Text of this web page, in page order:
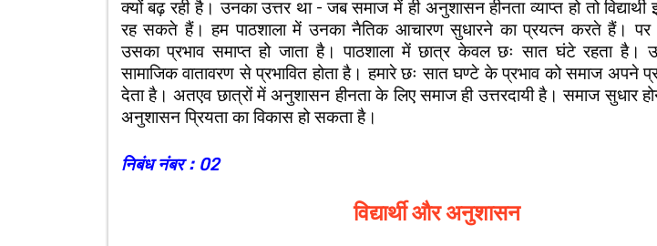
क्यों बढ़ रही है। उनका उत्तर था – जब समाज में ही अनुशासन हीनता व्याप्त हो तो
रह सकते हैं। हम पाठशाला में उनका नैतिक आचारण सुधारने का प्रयत्न करते हैं।
उसका प्रभाव समाप्त हो जाता है। पाठशाला में छात्र केवल छः सात घंटे रहता
सामाजिक वातावरण से प्रभावित होता है। हमारे छः सात घण्टे के प्रभाव को समाज अपने
देता है। अतएव छात्रों में अनुशासन हीनता के लिए समाज ही उत्तरदायी है। समाज सुधार
अनुशासन प्रियता का विकास हो सकता है।
निबंध नंबर : 02
विद्यार्थी और अनुशासन